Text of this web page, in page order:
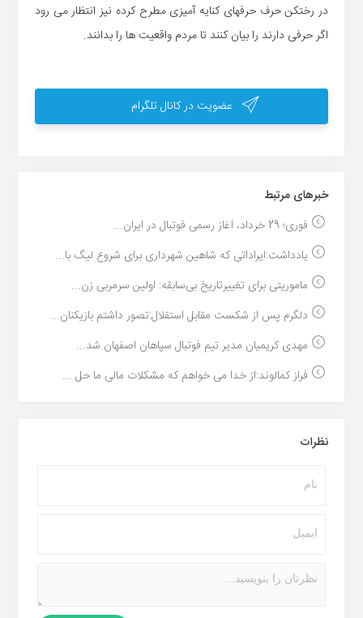
در رختکن حرف حرفهای کنایه آمیزی مطرح کرده نیز انتظار می رود
اگر حرفی دارند را بیان کنند تا مردم واقعیت ها را بدانند.
عضویت در کانال تلگرام
خبر‌های مرتبط
فوری؛ 29 خرداد، آغاز رسمی فوتبال در ایران...
یادداشت:ایراداتی که شاهین شهرداری برای شروع لیگ با...
ماموریتی برای تغییرتاریخ بی‌سابقه: اولین سرمربی زن...
دلگرم پس از شکست مقابل استقلال:تصور داشتم بازیکنان...
مهدی کریمیان مدیر تیم فوتبال سپاهان اصفهان شد...
فراز کمالوند:از خدا می خواهم که مشکلات مالی ما حل ...
نظرات